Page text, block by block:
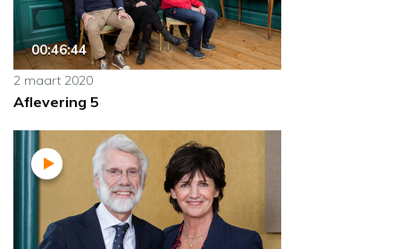
00:46:44
2 maart 2020
Aflevering 5